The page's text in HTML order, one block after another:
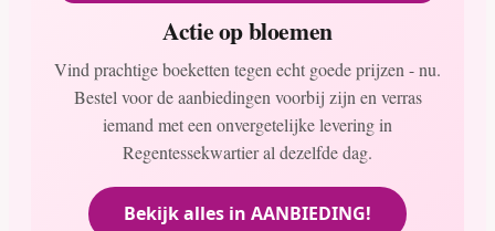
Actie op bloemen
Vind prachtige boeketten tegen echt goede prijzen - nu.
Bestel voor de aanbiedingen voorbij zijn en verras
iemand met een onvergetelijke levering in
Regentessekwartier al dezelfde dag.
Bekijk alles in AANBIEDING!